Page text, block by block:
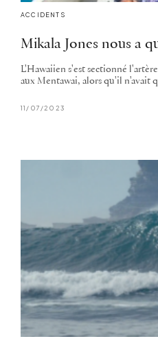
ACCIDENTS
Mikala Jones nous a
L'Hawaiien s'est sectionné
aux Mentawai, alors qu'il n'avait
11/07/2023